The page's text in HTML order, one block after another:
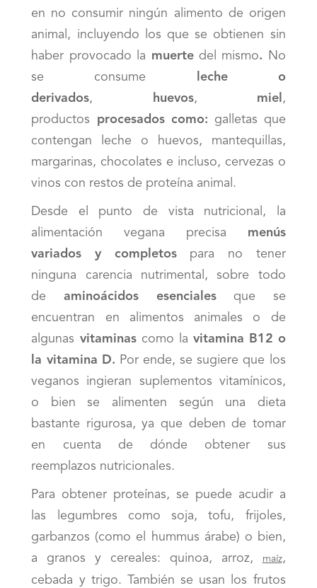
en no consumir ningún alimento de origen
animal, incluyendo los que se obtienen sin
haber provocado la muerte del mismo.
No
se consume
leche o
derivados, huevos, miel ,
productos procesados como: galletas que
contengan leche o huevos, mantequillas,
margarinas, chocolates e incluso, cervezas o
vinos con restos de proteína animal.
Desde el punto de vista nutricional, la
alimentación vegana precisa menús
variados y
completospara no tener
ninguna carencia nutrimental, sobre todo
de aminoácidos esencialesque se
encuentran en alimentos animales o de
algunas vitaminascomo la vitamina B12 o
la vitamina D. Por ende, se sugiere que los
veganos ingieran suplementos vitamínicos,
o bien se alimenten según una dieta
bastante rigurosa, ya que deben de tomar
en cuenta de dónde obtener sus
reemplazos nutricionales.
Para obtener proteínas, se puede acudir a
las legumbres como soja, tofu, frijoles,
garbanzos (como el hummus árabe) o bien,
a granos y cereales: quinoa, arroz,
maíz,
cebada y trigo. También se usan los frutos